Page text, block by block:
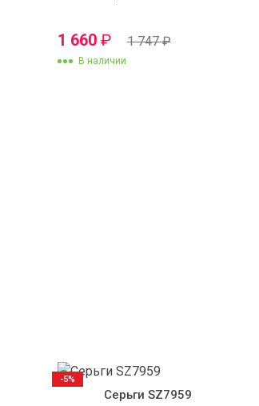
1 660 ₽ 1 747₽
В наличии
Серьги SZ7959
-5%